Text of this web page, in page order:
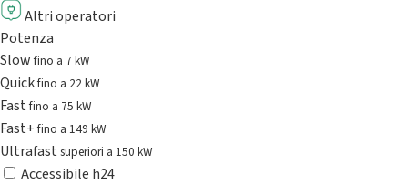
Altri operatori
Potenza
Slowfino a 7 kW
Quickfino a 22 kW
Fastfino a 75 kW
Fast+fino a 149 kW
Ultrafast superiori a 150 kW
Accessibile h24